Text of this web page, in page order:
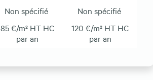
Non spécifié
Non spécifié
85 €/m² HT HC
par an
120 €/m² HT HC
par an